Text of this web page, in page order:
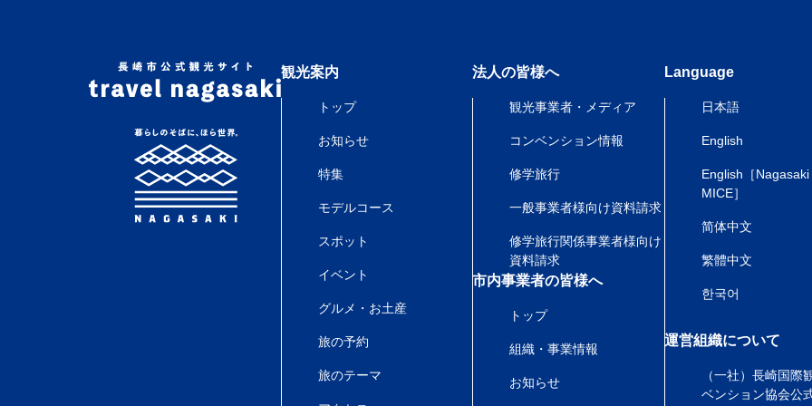
観光案内
トップ
お知らせ
特集
モデルコース
スポット
イベント
グルメ・お土産
旅の予約
旅のテーマ
法人の皆様へ
観光事業者・メディア
コンベンション情報
修学旅行
一般事業者様向け資料請求
修学旅行関係事業者様向け
資料請求
市内事業者の皆様へ
トップ
組織・事業情報
お知らせ
Language
日本語
English
English［Nagasaki
MICE］
简体中文
繁體中文
한국어
運営組織について
（一社）長崎国際
ベンション協会公